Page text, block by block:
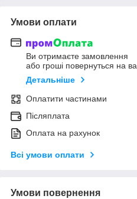
Умови оплати
Ви отримаєте замовлення
або гроші повернуться на
Детальніше
Оплатити частинами
Післяплата
Оплата на рахунок
Всі умови оплати
Умови повернення